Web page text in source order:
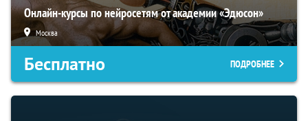
Онлайн-курсы по нейросетям от академии «Эдюсон»
Москва
Бесплатно ПОДРОБНЕЕ